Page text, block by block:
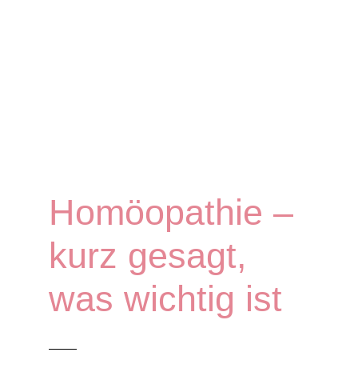
Homöopathie –
kurz gesagt,
was wichtig ist